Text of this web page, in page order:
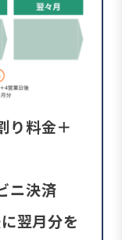
り料金＋
ニ決済
翌月分を